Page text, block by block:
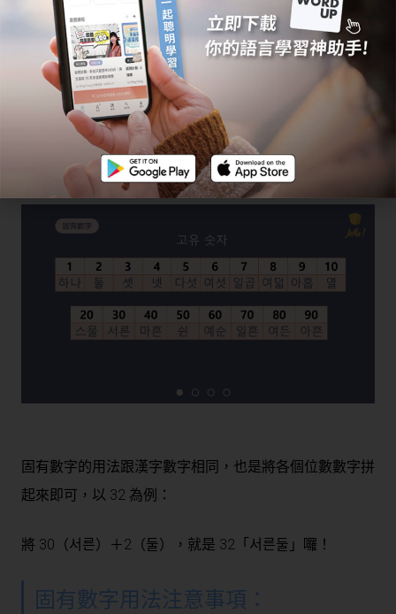
年紀：口語上使用
在固有數字使用時機上尤其要注意年紀的用法，由於韓國
非常重視輩分，初次見面時一定會問年紀，因此一定要把
自己的年紀記好，因為使用機率是非常高的喔！
韓文數字表：固有數字
固有數字的用法跟漢字數字相同，也是將各個位數數字拼
起來即可，以 32 為例：
將 30（서른）＋2（둘），就是 32「서른둘」囉！
固有數字用法注意事項：